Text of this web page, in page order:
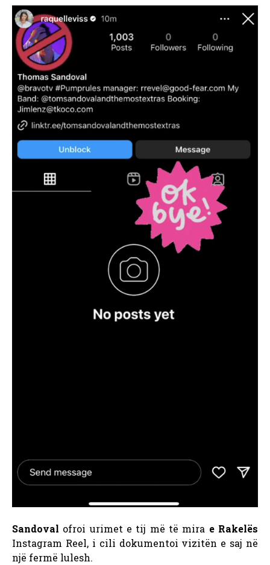
Sandoval ofroi urimet e tij më të mira e Rakelës
Instagram Reel, i cili dokumentoi vizitën e saj në
një fermë lulesh.